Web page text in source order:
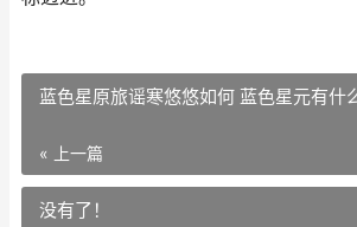
蓝色星原旅谣寒悠悠如何 蓝色星元有什
« 上一篇
没有了！